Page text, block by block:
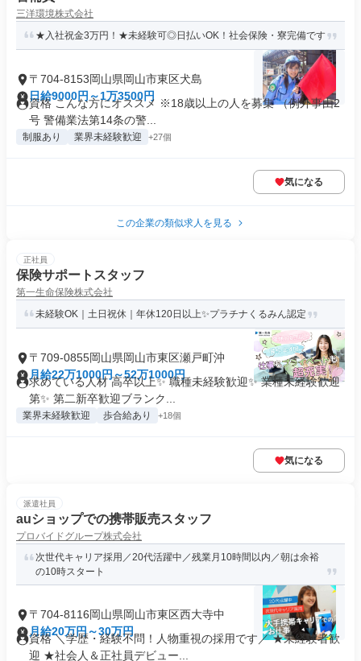
三洋環境株式会社
★入社祝金3万円！★未経験可◎日払いOK！社会保険・寮完備です
〒704-8153岡山県岡山市東区犬島
日給9000円～1万3500円
資格 こんな方にオススメ ※18歳以上の人を募集 （例外事由2
号 警備業法第14条の警...
制服あり 業界未経験歓迎 +27個
気になる
この企業の類似求人を見る
正社員
保険サポートスタッフ
第一生命保険株式会社
未経験OK｜土日祝休｜年休120日以上✨プラチナくるみん認定
〒709-0855岡山県岡山市東区瀬戸町沖
月給22万1000円～52万1000円
求めている人材 高卒以上✨ 職種未経験歓迎✨ 業種未経験歓迎
第✨ 第二新卒歓迎ブランク...
業界未経験歓迎 歩合給あり +18個
気になる
派遣社員
auショップでの携帯販売スタッフ
プロバイドグループ株式会社
次世代キャリア採用／20代活躍中／残業月10時間以内／朝は余裕
の10時スタート
〒704-8116岡山県岡山市東区西大寺中
月給20万円～30万円
資格 ＼学歴・経験不問！人物重視の採用です／ ★未経験者歓
迎 ★社会人＆正社員デビュー...